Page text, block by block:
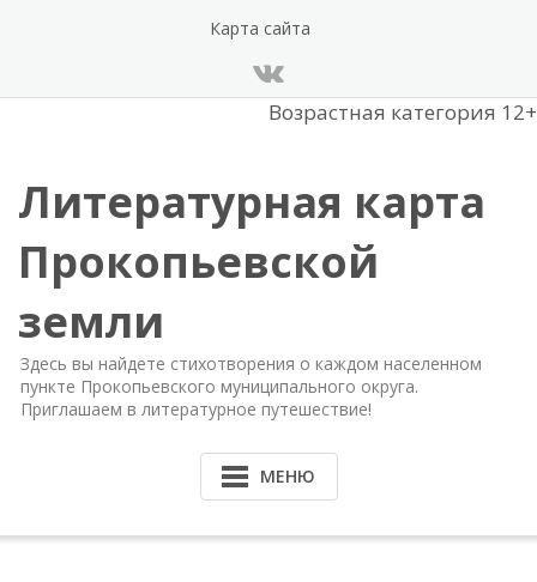
Карта сайта
Возрастная категория 12+
Литературная карта
Прокопьевской
земли
Здесь вы найдете стихотворения о каждом населенном
пункте Прокопьевского муниципального округа.
Приглашаем в литературное путешествие!
МЕНЮ